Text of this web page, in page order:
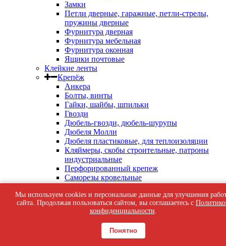
Замки
Петли дверные, гаражные, петли-стрелы,
пружины дверные
Фурнитура дверная
Фурнитура мебельная
Фурнитура оконная
Ящики почтовые
Клейкие ленты
Крепёж
Анкера
Болты, винты
Гайки, шайбы, шпильки
Гвозди
Дюбель-гвозди, дюбель-шурупы
Дюбеля Молли
Дюбеля пластиковые, для теплоизоляции
Кляймеры, скобы строительные, патроны
индустриальные
Перфорированный крепеж
Саморезы кровельные
Саморезы с пресс-шайбой
Саморезы черные
Такелаж
Тросы, цепи
Шурупы жёлтые универсальные
Шурупы с шестигранной головкой, с
Мы используем cookies и персональные данные для улучшения
сайта. Продолжая пользоваться сайтом, вы соглашаетесь с
конфиденциальности.
Понятно